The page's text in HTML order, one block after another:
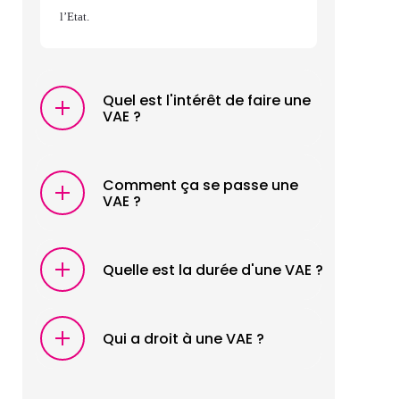
l’Etat.
Quel est l'intérêt de faire une
VAE ?
Comment ça se passe une
VAE ?
Quelle est la durée d'une VAE ?
Qui a droit à une VAE ?